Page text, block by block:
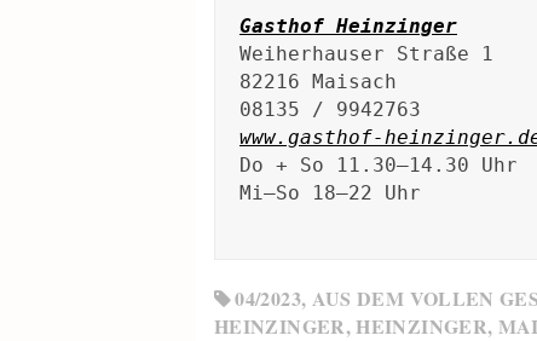
Gasthof Heinzinger
Weiherhauser Straße 1
82216 Maisach
www.gasthof-
Do + So 11.30–14.30 Uhr
Mi–So 18–22 Uhr
04/2023, AUS DEM VOLLEN
HEINZINGER,HEINZINGER,